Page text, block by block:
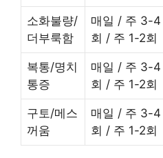
소화불량/
더부룩함
매일 / 주 3-4
회 / 주 1-2회
복통/명치
통증
매일 / 주 3-4
회 / 주 1-2회
구토/메스
꺼움
매일 / 주 3-4
회 / 주 1-2회